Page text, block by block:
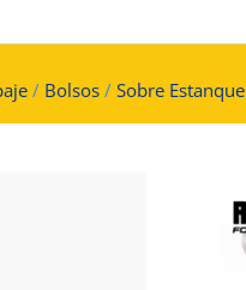
/ Bolsos / Sobre Estanque